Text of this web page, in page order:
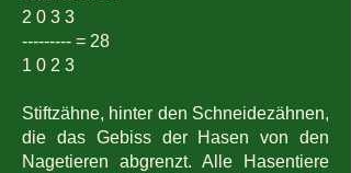
2 0 3 3
--------- = 28
1 0 2 3
Stiftzähne, hinter den Schneidezähnen,
die das Gebiss der Hasen von den
Nagetieren abgrenzt. Alle Hasentiere